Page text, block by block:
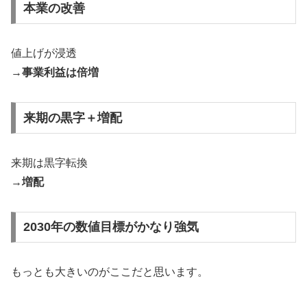
本業の改善
値上げが浸透
→事業利益は倍増
来期の黒字＋増配
来期は黒字転換
→増配
2030年の数値目標がかなり強気
もっとも大きいのがここだと思います。